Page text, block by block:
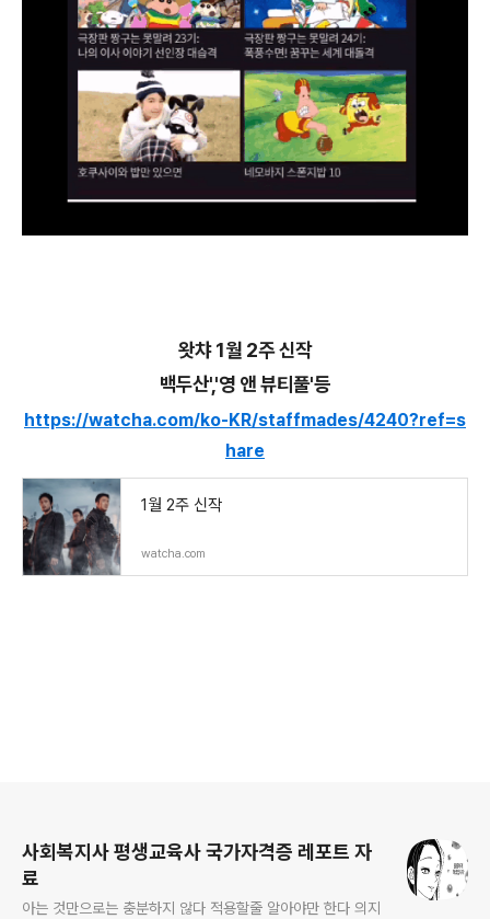
왓챠 1월 2주 신작
백두산','영 앤 뷰티풀'등
https://watcha.com/ko-KR/staffmades/4240?ref=s
hare
1월 2주 신작
watcha.com
사회복지사 평생교육사 국가자격증 레포트 자
료
아는 것만으로는 충분하지 않다 적용할줄 알아야만 한다 의지